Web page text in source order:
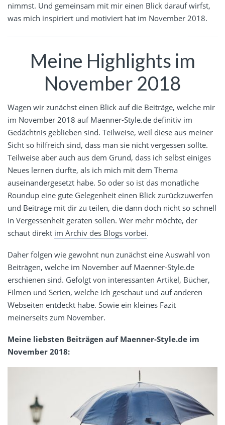
nimmst. Und gemeinsam mit mir einen Blick darauf wirfst,
was mich inspiriert und motiviert hat im November 2018.
Meine Highlights im
November 2018
Wagen wir zunächst einen Blick auf die Beiträge, welche mir
im November 2018 auf Maenner-Style.de definitiv im
Gedächtnis geblieben sind. Teilweise, weil diese aus meiner
Sicht so hilfreich sind, dass man sie nicht vergessen sollte.
Teilweise aber auch aus dem Grund, dass ich selbst einiges
Neues lernen durfte, als ich mich mit dem Thema
auseinandergesetzt habe. So oder so ist das monatliche
Roundup eine gute Gelegenheit einen Blick zurückzuwerfen
und Beiträge mit dir zu teilen, die dann doch nicht so schnell
in Vergessenheit geraten sollen. Wer mehr möchte, der
schaut direkt im Archiv des Blogs vorbei.
Daher folgen wie gewohnt nun zunächst eine Auswahl von
Beiträgen, welche im November auf Maenner-Style.de
erschienen sind. Gefolgt von interessanten Artikel, Bücher,
Filmen und Serien, welche ich geschaut und auf anderen
Webseiten entdeckt habe. Sowie ein kleines Fazit
meinerseits zum November.
Meine liebsten Beiträgen auf Maenner-Style.de im
November 2018: